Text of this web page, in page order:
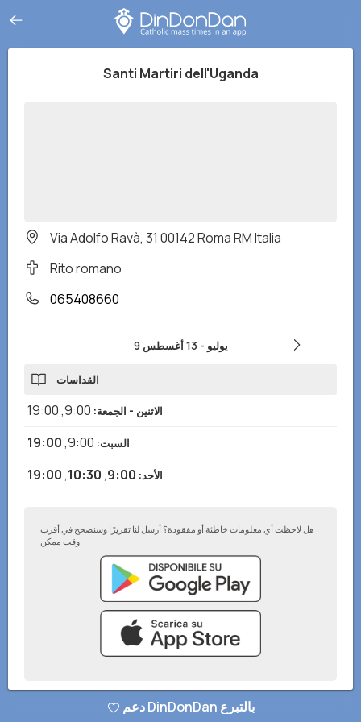
Santi Martiri dell'Uganda
Via Adolfo Ravà, 31 00142 Roma RM Italia
Rito romano
065408660
9 يوليو -13 أغسطس
القداسات
الاثنين - الجمعة:
9:00
,
19:00
السبت:
9:00
,
19:00
الأحد:
9:00
,
10:30
,
19:00
هل لاحظت أي معلومات خاطئة أو مفقودة؟ أرسل لنا تقريرًا وسنصحح في أقرب
وقت ممكن!
© تطبيق DinDonDan 2026– أضف إلى موقعك الإلكتروني
دعم DinDonDan بالتبرع